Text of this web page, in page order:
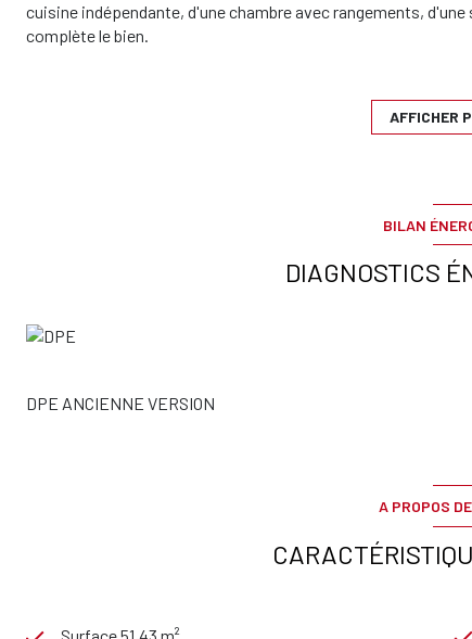
cuisine indépendante, d'une chambre avec rangements,
complète le bien.
Les informations sur les risques auxquels ce bien est exposé
AFFICHER
BILAN
DIAGNOSTICS
DPE ANCIENNE VERSION
A PROPOS
Surface 51,43 m²